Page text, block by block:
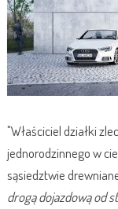
"Właściciel działki
jednorodzinnego w
sąsiedztwie
drogą dojazdową od